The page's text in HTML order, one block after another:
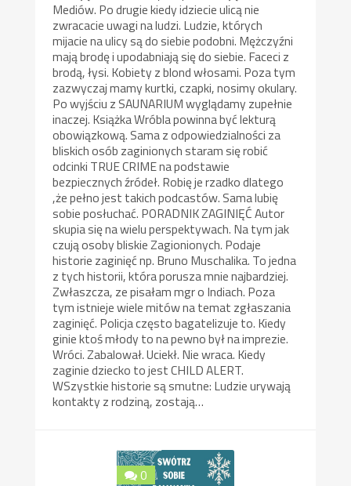
Mediów. Po drugie kiedy idziecie ulicą nie
zwracacie uwagi na ludzi. Ludzie, których
mijacie na ulicy są do siebie podobni. Mężczyźni
mają brodę i upodabniają się do siebie. Faceci z
brodą, łysi. Kobiety z blond włosami. Poza tym
zazwyczaj mamy kurtki, czapki, nosimy okulary.
Po wyjściu z SAUNARIUM wyglądamy zupełnie
inaczej. Książka Wróbla powinna być lekturą
obowiązkową. Sama z odpowiedzialności za
bliskich osób zaginionych staram się robić
odcinki TRUE CRIME na podstawie
bezpiecznych źródeł. Robię je rzadko dlatego
,że pełno jest takich podcastów. Sama lubię
sobie posłuchać. PORADNIK ZAGINIĘĆ Autor
skupia się na wielu perspektywach. Na tym jak
czują osoby bliskie Zagionionych. Podaje
historie zaginięć np. Bruno Muschalika. To jedna
z tych historii, która porusza mnie najbardziej.
Zwłaszcza, ze pisałam mgr o Indiach. Poza
tym istnieje wiele mitów na temat zgłaszania
zaginięć. Policja często bagatelizuje to. Kiedy
ginie ktoś młody to na pewno był na imprezie.
Wróci. Zabalował. Uciekł. Nie wraca. Kiedy
zaginie dziecko to jest CHILD ALERT.
WSzystkie historie są smutne: Ludzie urywają
kontakty z rodziną, zostają…
0